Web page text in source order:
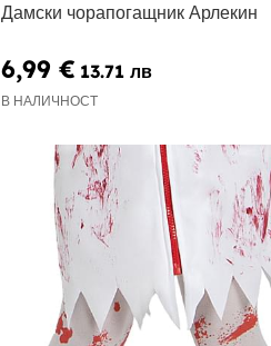
Дамски чорапогащник Арлекин
6,99 € 13.71 лв
В НАЛИЧНОСТ